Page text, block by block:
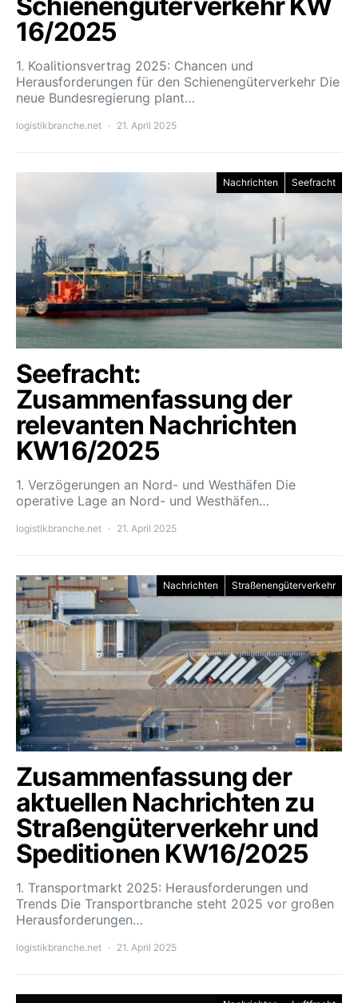
16/2025
1. Koalitionsvertrag 2025: Chancen und
Herausforderungen für den Schienengüterverkehr Die
neue Bundesregierung plant…
logistikbranche.net 21. April 2025
Nachrichten Seefracht
Seefracht:
Zusammenfassung der
relevanten Nachrichten
KW16/2025
1. Verzögerungen an Nord- und Westhäfen Die
operative Lage an Nord- und Westhäfen…
logistikbranche.net 21. April 2025
Nachrichten Straßenengüterverkehr
Zusammenfassung der
aktuellen Nachrichten zu
Straßengüterverkehr und
Speditionen KW16/2025
1. Transportmarkt 2025: Herausforderungen und
Trends Die Transportbranche steht 2025 vor großen
Herausforderungen…
logistikbranche.net 21. April 2025